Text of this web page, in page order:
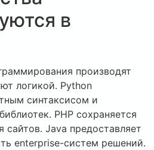
в
производят
логикой. Python
синтаксисом и
PHP сохраняется
сайтов. Java предоставляет
enterprise-систем решений.